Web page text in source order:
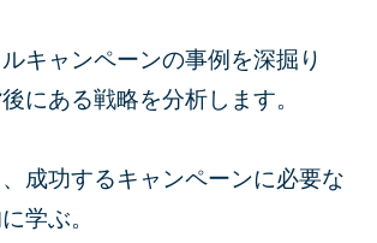
キャンペーンの事例を深掘り
にある戦略を分析します。
成功するキャンペーンに必要な
学ぶ。